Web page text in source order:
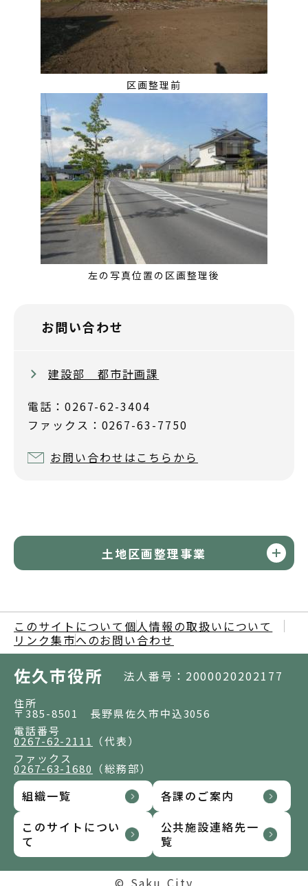
区画整理前
左の写真位置の区画整理後
お問い合わせ
建設部 都市計画課
電話：0267-62-3404
ファックス：0267-63-7750
お問い合わせはこちらから
土地区画整理事業
このサイトについて 個人情報の取扱いについて
リンク集市へのお問い合わせ
佐久市役所 法人番号：2000020202177
住所
〒385-8501 長野県佐久市中込3056
電話番号
0267-62-2111
（代表）
ファックス
0267-63-1680 （総務部）
組織一覧
各課のご案内
このサイトについ
て
公共施設連絡先一
覧
© Saku City